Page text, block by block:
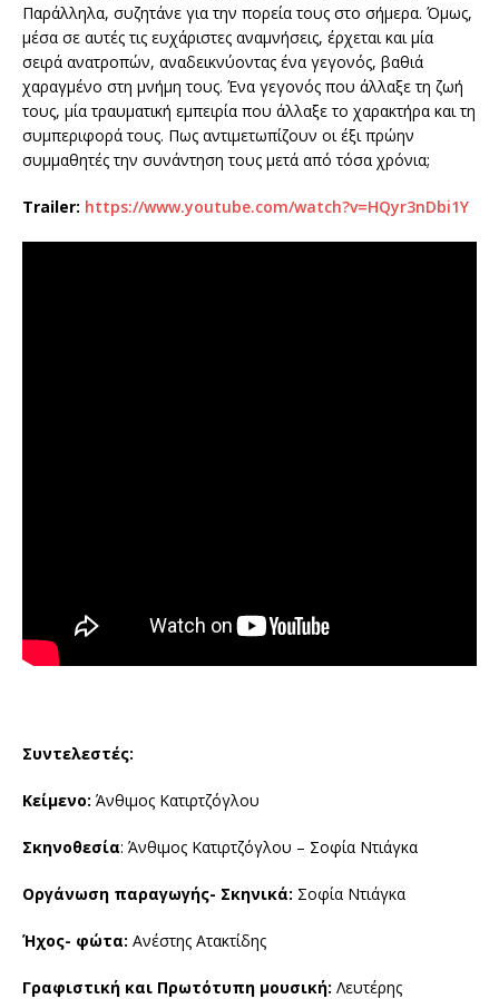
Παράλληλα, συζητάνε για την πορεία τους στο σήμερα. Όμως,
μέσα σε αυτές τις ευχάριστες αναμνήσεις, έρχεται και μία
σειρά ανατροπών, αναδεικνύοντας ένα γεγονός, βαθιά
χαραγμένο στη μνήμη τους. Ένα γεγονός που άλλαξε τη ζωή
τους, μία τραυματική εμπειρία που άλλαξε το χαρακτήρα και τη
συμπεριφορά τους. Πως αντιμετωπίζουν οι έξι πρώην
συμμαθητές την συνάντηση τους μετά από τόσα χρόνια;
Trailer: https://www.youtube.com/watch?v=HQyr3nDbi1Y
Συντελεστές:
Κείμενο: Άνθιμος Κατιρτζόγλου
Σκηνοθεσία: Άνθιμος Κατιρτζόγλου – Σοφία Ντιάγκα
Οργάνωση παραγωγής- Σκηνικά: Σοφία Ντιάγκα
Ήχος- φώτα: Ανέστης Ατακτίδης
Γραφιστική και Πρωτότυπη μουσική: Λευτέρης